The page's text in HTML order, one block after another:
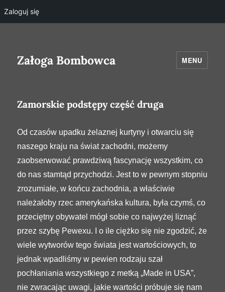
Zaloguj się
Załoga Bombowca MENU
Zamorskie podstępy część druga
Od czasów upadku żelaznej kurtyny i otwarciu się
naszego kraju na świat zachodni, możemy
zaobserwować prawdziwą fascynację wszystkim, co
do nas stamtąd przychodzi. Jest to w pewnym stopniu
zrozumiałe, w końcu zachodnia, a właściwie
należałoby rzec amerykańska kultura, była czymś, co
przeciętny obywatel mógł sobie co najwyżej liznąć
przez szybę Pewexu. I o ile ciężko się nie zgodzić, że
wiele wytworów tego świata jest wartościowych, to
jednak wpadliśmy w pewien rodzaju szał
pochłaniania wszystkiego z metką „Made in USA”,
nie zwracając uwagi, jakie wartości próbuje się nam